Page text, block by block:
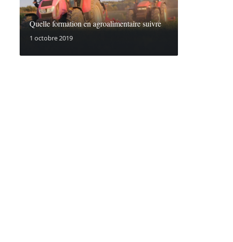
Quelle formation en agroalimentaire suivre
1 octobre 2019